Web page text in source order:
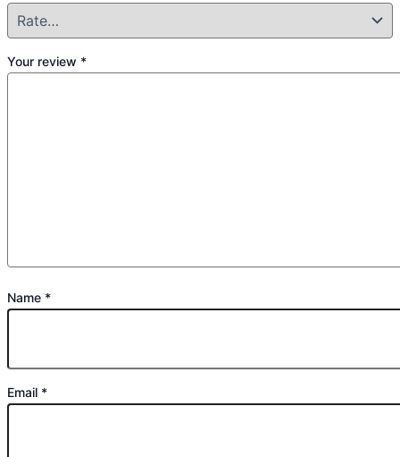
Your review *
Name *
Email *